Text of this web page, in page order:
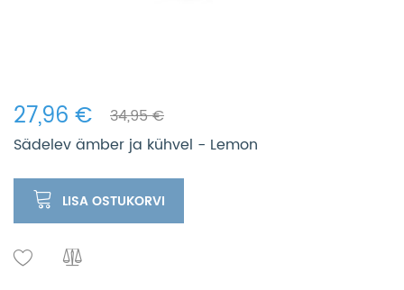
27,96 €
34,95 €
Sädelev ämber ja kühvel - Lemon
LISA OSTUKORVI